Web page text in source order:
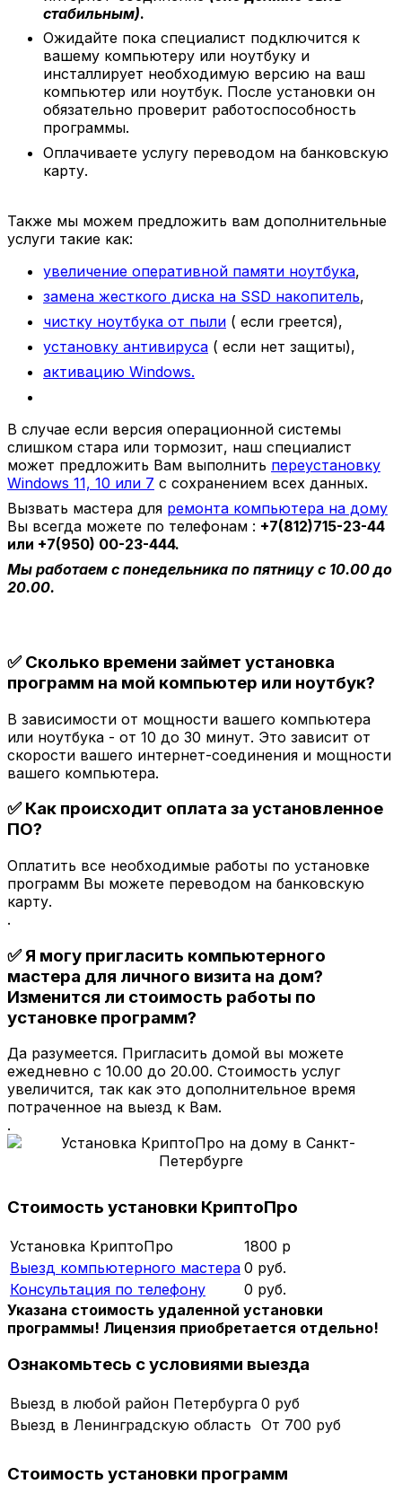
стабильным).
Ожидайте пока специалист подключится к
вашему компьютеру или ноутбуку и
инсталлирует необходимую версию на ваш
компьютер или ноутбук. После установки он
обязательно проверит работоспособность
программы.
Оплачиваете услугу переводом на банковскую
карту.
Также мы можем предложить вам дополнительные
услуги такие как:
увеличение оперативной памяти ноутбука,
замена жесткого диска на SSD накопитель,
чистку ноутбука от пыли ( если греется),
установку антивируса ( если нет защиты),
активацию Windows.
В случае если версия операционной системы
слишком стара или тормозит, наш специалист
может предложить Вам выполнить переустановку
Windows 11, 10 или 7 с сохранением всех данных.
Вызвать мастера для ремонта компьютера на дому
Вы всегда можете по телефонам : +7(812)715-23-44
или +7(950) 00-23-444.
Мы работаем с понедельника по пятницу с 10.00 до
20.00.
✅ Сколько времени займет установка
программ на мой компьютер или ноутбук?
В зависимости от мощности вашего компьютера
или ноутбука - от 10 до 30 минут. Это зависит от
скорости вашего интернет-соединения и мощности
вашего компьютера.
✅ Как происходит оплата за установленное
ПО?
Оплатить все необходимые работы по установке
программ Вы можете переводом на банковскую
карту.
.
✅ Я могу пригласить компьютерного
мастера для личного визита на дом?
Изменится ли стоимость работы по
установке программ?
Да разумеется. Пригласить домой вы можете
ежедневно с 10.00 до 20.00. Стоимость услуг
увеличится, так как это дополнительное время
потраченное на выезд к Вам.
.
Стоимость установки КриптоПро
Установка КриптоПро
1800 р
Выезд компьютерного мастера 0 руб.
Консультация по телефону
0 руб.
Указана стоимость удаленной установки
программы! Лицензия приобретается отдельно!
Ознакомьтесь с условиями выезда
Выезд в любой район Петербурга 0 руб
Выезд в Ленинградскую область От 700 руб
Стоимость установки программ